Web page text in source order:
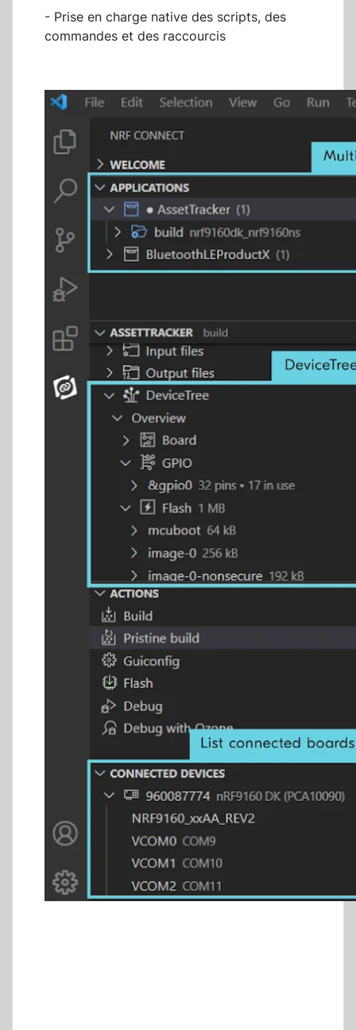
- Prise en charge native des scripts, des
commandes et des raccourcis